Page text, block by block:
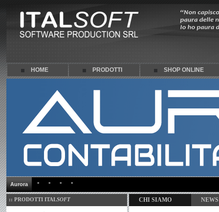
HOME PRODOTTI SHOP ONLINE
Aurora ° ° ° °
:: PRODOTTI ITALSOFT CHI SIAMO NEWS